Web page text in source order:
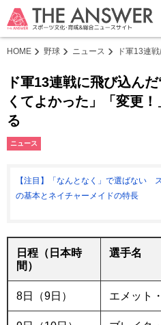
HOME 野球 ニュース ド軍13連
ド軍13連戦に飛び込ん
くてよかった」「変更
る
ニュース
【注目】「なんとなく」で選ばない
の基本とネイチャーメイドの特長
日程（日本時
間）
選手名
8日（9日） エメット